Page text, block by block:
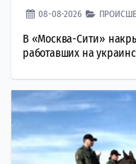
08-08-2026
В «Москва-Сити»
работавших на